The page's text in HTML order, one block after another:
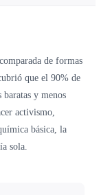
de formas
que el 90% de
baratas y menos
activismo,
básica, la
sola.